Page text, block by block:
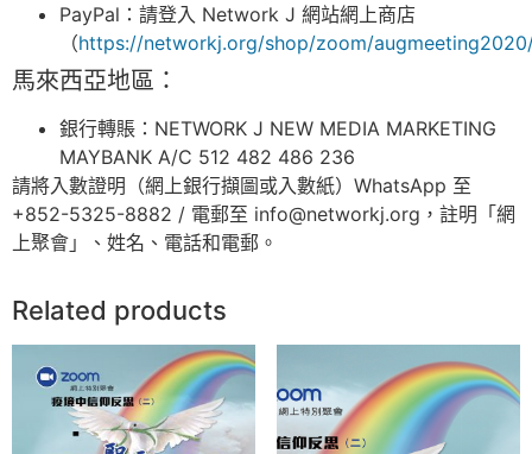
PayPal：請登入 Network J 網站網上商店
（https://networkj.org/shop/zoom/
馬來西亞地區：
銀行轉賬：NETWORK J NEW MEDIA MARKETING
MAYBANK A/C 512 482 486 236
請將入數證明（網上銀行擷圖或入數紙）WhatsApp 至
+852-5325-8882 / 電郵至 info@networkj.org，註明「網
上聚會」、姓名、電話和電郵。
Related products